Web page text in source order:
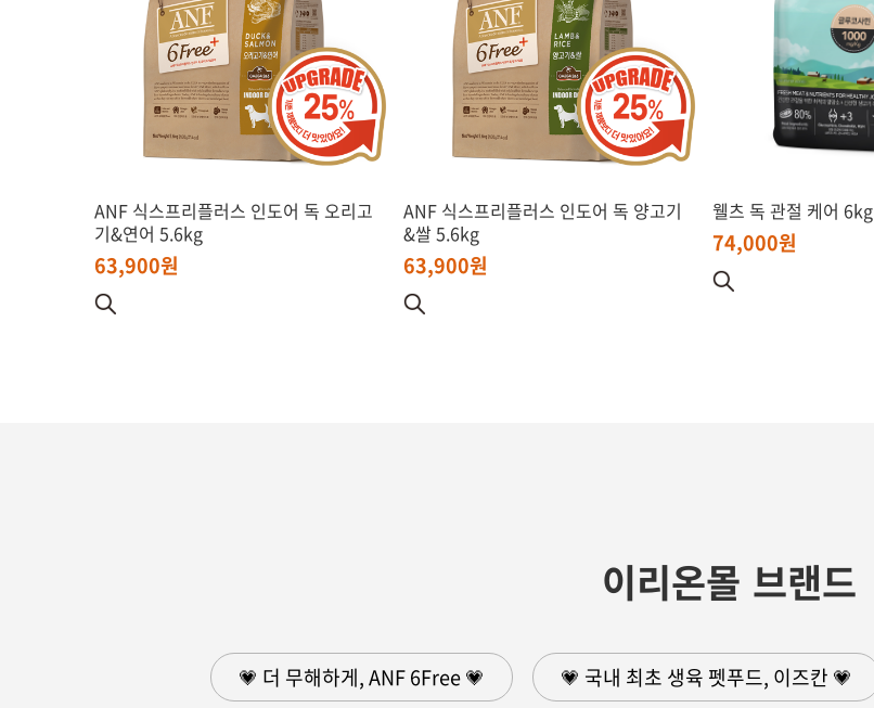
ANF 식스프리플러스 인도어 독 오리고
기&연어 5.6kg
63,900원
ANF 식스프리플러스 인도어 독 양고기
&쌀 5.6kg
63,900원
웰츠 독 관절 케어 6kg
74,000원
이리온몰 브랜드
💗 더 무해하게, ANF 6Free 💗 💗 국내 최초 생육 펫푸드, 이즈칸 💗